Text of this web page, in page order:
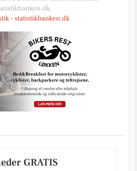
- statistikbanken.dk
GRATIS